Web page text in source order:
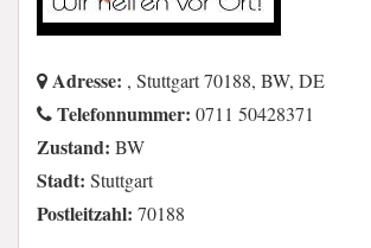
Adresse: , Stuttgart 70188, BW, DE
Telefonnummer: 0711 50428371
Zustand: BW
Stadt: Stuttgart
Postleitzahl: 70188